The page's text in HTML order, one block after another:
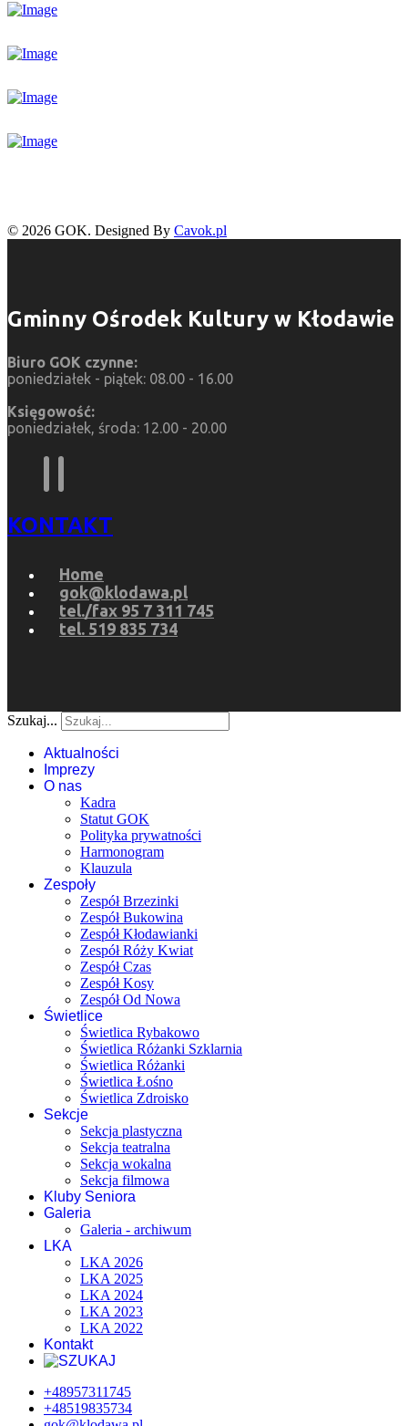
© 2026 GOK. Designed By Cavok.pl
Gminny Ośrodek Kultury w Kłodawie
Biuro GOK czynne:
poniedziałek - piątek: 08.00 - 16.00
Księgowość:
poniedziałek, środa: 12.00 - 20.00
KONTAKT
Home
gok@klodawa.pl
tel./fax 95 7 311 745
tel. 519 835 734
Szukaj...
Aktualności
Imprezy
O nas
Kadra
Statut GOK
Polityka prywatności
Harmonogram
Klauzula
Zespoły
Zespół Brzezinki
Zespół Bukowina
Zespół Kłodawianki
Zespół Róży Kwiat
Zespół Czas
Zespół Kosy
Zespół Od Nowa
Świetlice
Świetlica Rybakowo
Świetlica Różanki Szklarnia
Świetlica Różanki
Świetlica Łośno
Świetlica Zdroisko
Sekcje
Sekcja plastyczna
Sekcja teatralna
Sekcja wokalna
Sekcja filmowa
Kluby Seniora
Galeria
Galeria - archiwum
LKA
LKA 2026
LKA 2025
LKA 2024
LKA 2023
LKA 2022
Kontakt
+48957311745
+48519835734